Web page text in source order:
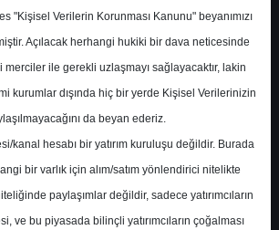
0 1
"Kişisel Verilerin Korunması Kanunu" beyanımızı
Açılacak herhangi hukiki bir dava neticesinde
ile gerekli uzlaşmayı sağlayacaktır, lakin
kurumlar dışında hiç bir yerde Kişisel Verilerinizin
da beyan ederiz.
kanal hesabı bir yatırım kuruluşu değildir. Burada
bir varlık için alım/satım yönlendirici nitelikte
paylaşımlar değildir, sadece yatırımcıların
ve bu piyasada bilinçli yatırımcıların çoğalması